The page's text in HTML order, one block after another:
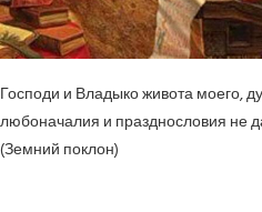
Господи и Владыко живота моего,
любоначалия и празднословия не
(Земний поклон)